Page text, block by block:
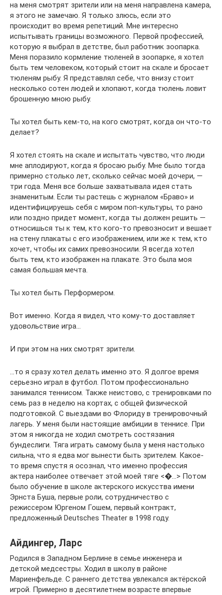
на меня смотрят зрители или на меня направлена камера,
я этого не замечаю. Я только злюсь, если это
происходит во время репетиций. Мне интересно
испытывать границы возможного. Первой профессией,
которую я выбрал в детстве, был работник зоопарка.
Меня поразило кормление тюленей в зоопарке, я хотел
быть тем человеком, который стоит на скале и бросает
тюленям рыбу. Я представлял себе, что внизу стоит
несколько сотен людей и хлопают, когда тюлень ловит
брошенную мною рыбу.
Ты хотел быть кем-то, на кого смотрят, когда он что-то
делает?
Я хотел стоять на скале и испытать чувство, что люди
мне аплодируют, когда я бросаю рыбу. Мне было тогда
примерно столько лет, сколько сейчас моей дочери, —
три года. Меня все больше захватывала идея стать
знаменитым. Если ты растешь с журналом «Браво» и
идентифицируешь себя с миром поп-культуры, то рано
или поздно придет момент, когда ты должен решить —
относишься ты к тем, кто кого-то превозносит и вешает
на стену плакаты с его изображением, или же к тем, кто
хочет, чтобы их самих превозносили. Я всегда хотел
быть тем, кто изображен на плакате. Это была моя
самая большая мечта.
Ты хотел быть Перформером.
Вот именно. Когда я видел, что кому-то доставляет
удовольствие игра…
И при этом на них смотрят зрители.
…то я сразу хотел делать именно это. Я долгое время
серьезно играл в футбол. Потом профессионально
занимался теннисом. Также неистово, с тренировками по
семь раз в неделю на кортах, с общей физической
подготовкой. С выездами во Флориду в тренировочный
лагерь. У меня были настоящие амбиции в теннисе. При
этом я никогда не ходил смотреть состязания
бундеслиги. Тяга играть самому была у меня настолько
сильна, что я едва мог вынести быть зрителем. Какое-
то время спустя я осознал, что именно профессия
актера наиболее отвечает этой моей тяге <�…> Потом
было обучение в школе актерского искусства имени
Эрнста Буша, первые роли, сотрудничество с
режиссером Юргеном Гошем, первый контракт,
предложенный Deutsches Theater в 1998 году.
Айдингер, Ларс
Родился в Западном Берлине в семье инженера и
детской медсестры. Ходил в школу в районе
Мариенфельде. С раннего детства увлекался актёрской
игрой. Примерно в десятилетнем возрасте впервые